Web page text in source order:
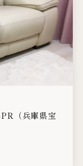
（兵庫県宝